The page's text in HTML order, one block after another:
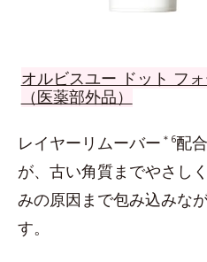
オルビスユー ドット フ
（医薬部外品）
レイヤーリムーバー ＊6配
が、古い角質までやさし
みの原因まで包み込みな
す。